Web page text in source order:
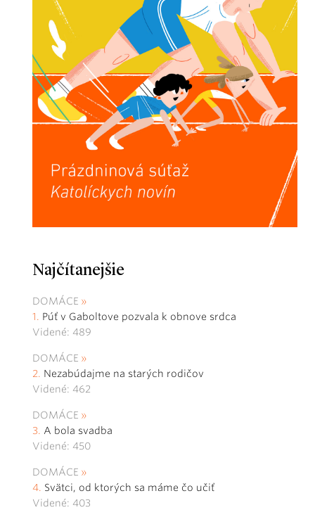
Najčítanejšie
DOMÁCE
Púť v Gaboltove pozvala k obnove srdca
Videné: 489
DOMÁCE
Nezabúdajme na starých rodičov
Videné: 462
DOMÁCE
A bola svadba
Videné: 450
DOMÁCE
Svätci, od ktorých sa máme čo učiť
Videné: 403